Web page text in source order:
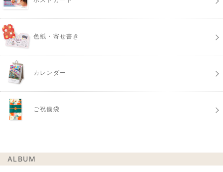
色紙・寄せ書き
カレンダー
ご祝儀袋
ALBUM